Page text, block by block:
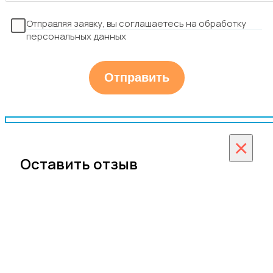
Отправляя заявку, вы соглашаетесь на обработку
персональных данных
×
Оставить отзыв